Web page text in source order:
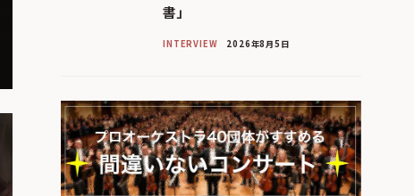
書」
INTERVIEW 2026年8月5日